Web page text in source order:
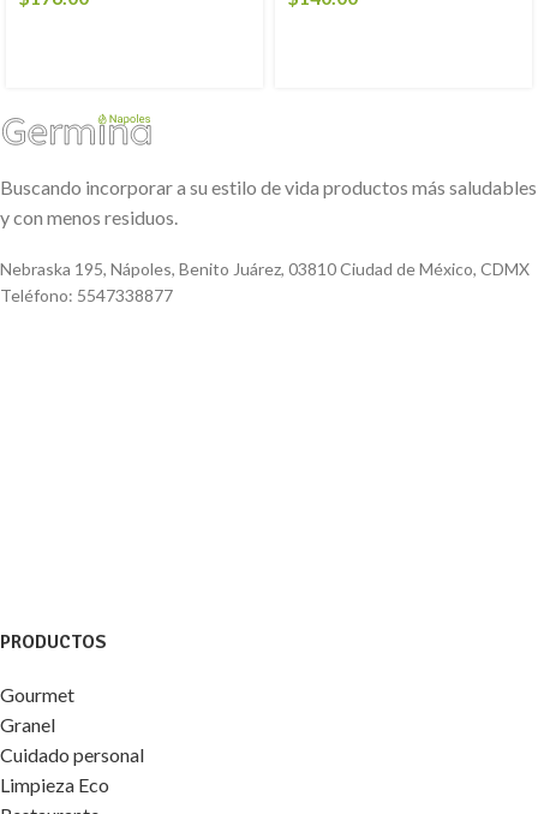
Buscando incorporar a su estilo de vida productos más saludables
y con menos residuos.
Nebraska 195, Nápoles, Benito Juárez, 03810 Ciudad de México, CDMX
Teléfono: 5547338877
PRODUCTOS
Gourmet
Granel
Cuidado personal
Limpieza Eco